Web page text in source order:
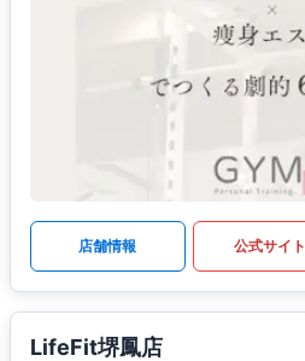
店舗情報 公式サイト
LifeFit堺鳳店